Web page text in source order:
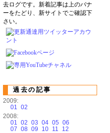
去ログです。新着記事は上のバナ
ーをたどり、新サイトでご確認下
さい。
過去の記事
2009:
01 02
2008:
01 02 03 04 05 06
07 08 09 10 11
12